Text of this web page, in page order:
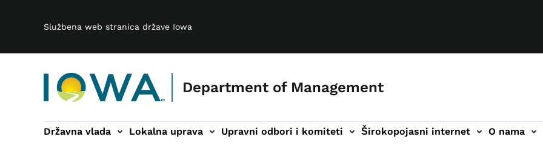
Službena web stranica države Iowa
Department of Management
Državna vlada Lokalna uprava Upravni odbori i komiteti
i komiteti podnavigacija Širokopojasni internet
Širokopojasni internet podnavigacija O nama
O nama podnavigacija